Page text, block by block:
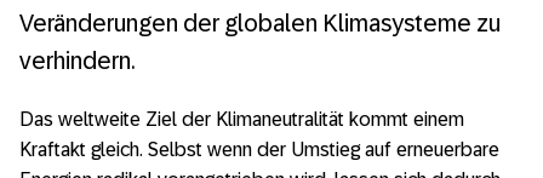
Veränderungen der globalen Klimasysteme zu
verhindern.
Das weltweite Ziel der Klimaneutralität kommt einem
Kraftakt gleich. Selbst wenn der Umstieg auf erneuerbare